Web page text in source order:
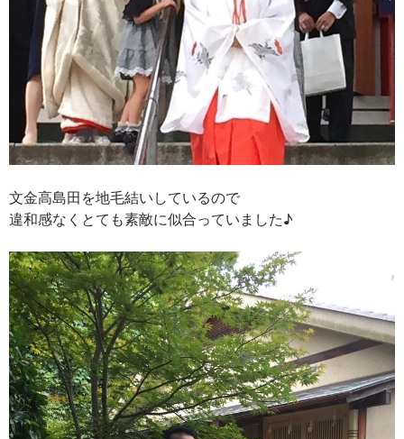
文金高島田を地毛結いしているので
違和感なくとても素敵に似合っていました♪